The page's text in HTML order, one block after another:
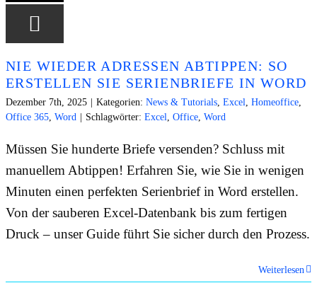
NIE WIEDER ADRESSEN ABTIPPEN: SO
ERSTELLEN SIE SERIENBRIEFE IN WORD
Dezember 7th, 2025 Kategorien: News & Tutorials Excel Homeoffice
Office 365 Word Schlagwörter: Excel Office Word
Müssen Sie hunderte Briefe versenden? Schluss mit
manuellem Abtippen! Erfahren Sie, wie Sie in wenigen
Minuten einen perfekten Serienbrief in Word erstellen.
Von der sauberen Excel-Datenbank bis zum fertigen
Druck – unser Guide führt Sie sicher durch den Prozess.
Weiterlesen